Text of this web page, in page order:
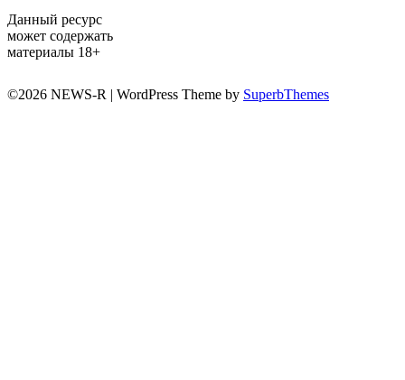
Данный ресурс
может содержать
материалы 18+
©2026 NEWS-R | WordPress Theme by SuperbThemes